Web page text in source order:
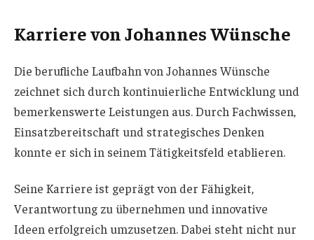
Karriere von Johannes Wünsche
Die berufliche Laufbahn von Johannes Wünsche
zeichnet sich durch kontinuierliche Entwicklung und
bemerkenswerte Leistungen aus. Durch Fachwissen,
Einsatzbereitschaft und strategisches Denken
konnte er sich in seinem Tätigkeitsfeld etablieren.
Seine Karriere ist geprägt von der Fähigkeit,
Verantwortung zu übernehmen und innovative
Ideen erfolgreich umzusetzen. Dabei steht nicht nur